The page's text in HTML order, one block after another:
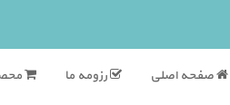
صفحه اصلی رزومه ما